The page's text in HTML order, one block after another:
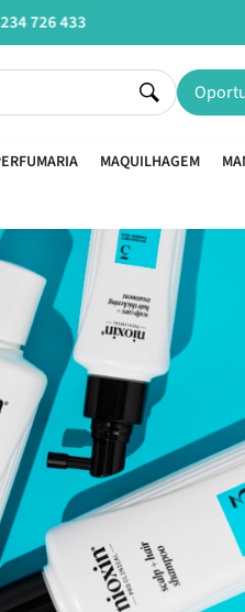
de portes a partir de €45*
MAQUILHAGEM